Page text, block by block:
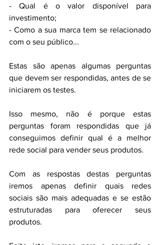
- Qual é o valor disponível para
investimento;
- Como a sua marca tem se relacionado
com o seu público...
Estas são apenas algumas perguntas
que devem ser respondidas, antes de se
iniciarem os testes.
Isso mesmo, não é porque estas
perguntas foram respondidas que já
conseguimos definir qual é a melhor
rede social para vender seus produtos.
Com as respostas destas perguntas
iremos apenas definir quais redes
sociais são mais adequadas e se estão
estruturadas para oferecer seus
produtos.